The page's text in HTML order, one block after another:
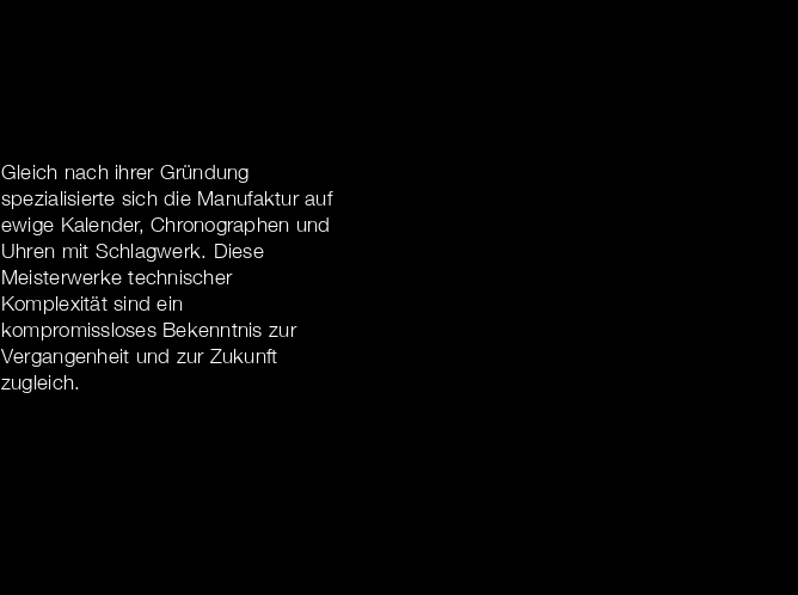
Gleich nach ihrer Gründung
spezialisierte sich die Manufaktur auf
ewige Kalender, Chronographen und
Uhren mit Schlagwerk. Diese
Meisterwerke technischer
Komplexität sind ein
kompromissloses Bekenntnis zur
Vergangenheit und zur Zukunft
zugleich.